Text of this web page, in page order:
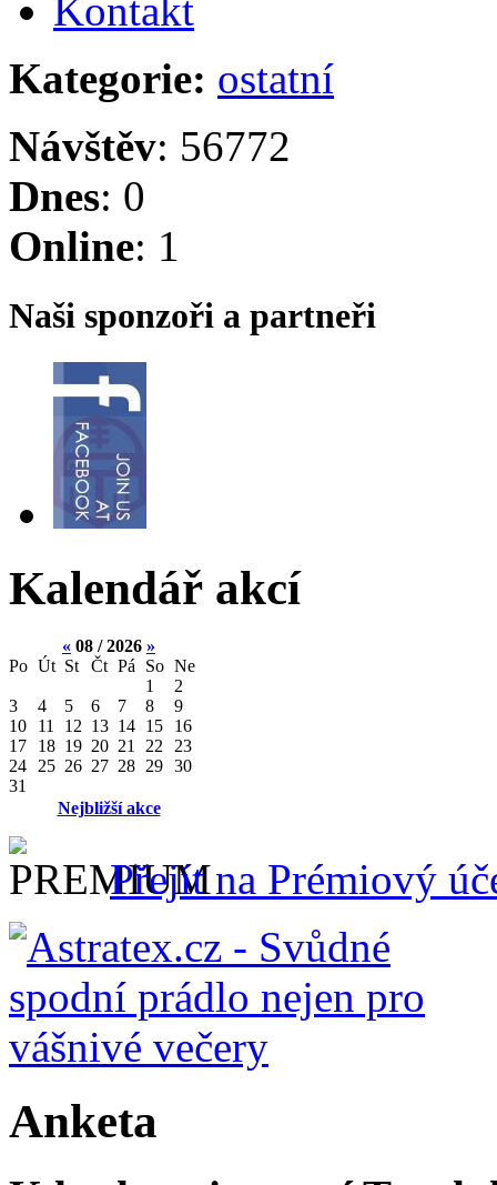
Kontakt
Kategorie: ostatní
Návštěv: 56772
Dnes: 0
Online: 1
Naši sponzoři a partneři
Kalendář akcí
« 08 / 2026 »
Po Út St Čt Pá So Ne
1
2
3
4 5 6 7 8
9
10
11 12 13 14 15
16
17
18 19 20 21 22 23
24 25 26 27 28 29 30
31
Nejbližší akce
Přejít na Prémiový
Anketa